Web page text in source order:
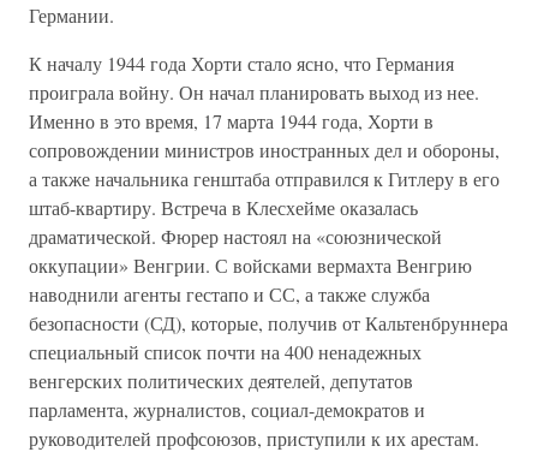
Германии.
К началу 1944 года Хорти стало ясно, что Германия
проиграла войну. Он начал планировать выход из нее.
Именно в это время, 17 марта 1944 года, Хорти в
сопровождении министров иностранных дел и обороны,
а также начальника генштаба отправился к Гитлеру в его
штаб-квартиру. Встреча в Клесхейме оказалась
драматической. Фюрер настоял на «союзнической
оккупации» Венгрии. С войсками вермахта Венгрию
наводнили агенты гестапо и СС, а также служба
безопасности (СД), которые, получив от Кальтенбруннера
специальный список почти на 400 ненадежных
венгерских политических деятелей, депутатов
парламента, журналистов, социал-демократов и
руководителей профсоюзов, приступили к их арестам.